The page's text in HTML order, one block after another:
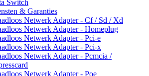
Switch
& Garanties
Netwerk Adapter - Cf / Sd / Xd
Netwerk Adapter - Homeplug
Netwerk Adapter - Pci-e
Netwerk Adapter - Pci-x
Netwerk Adapter - Pcmcia /
Netwerk Adapter - Poe